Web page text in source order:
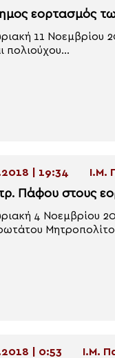
εορτασμός
11 Νοεμβρίου
πολιούχου...
| 19:34 Ι.Μ.
Πάφου στους
4 Νοεμβρίου
| 0:53 Ι.Μ.